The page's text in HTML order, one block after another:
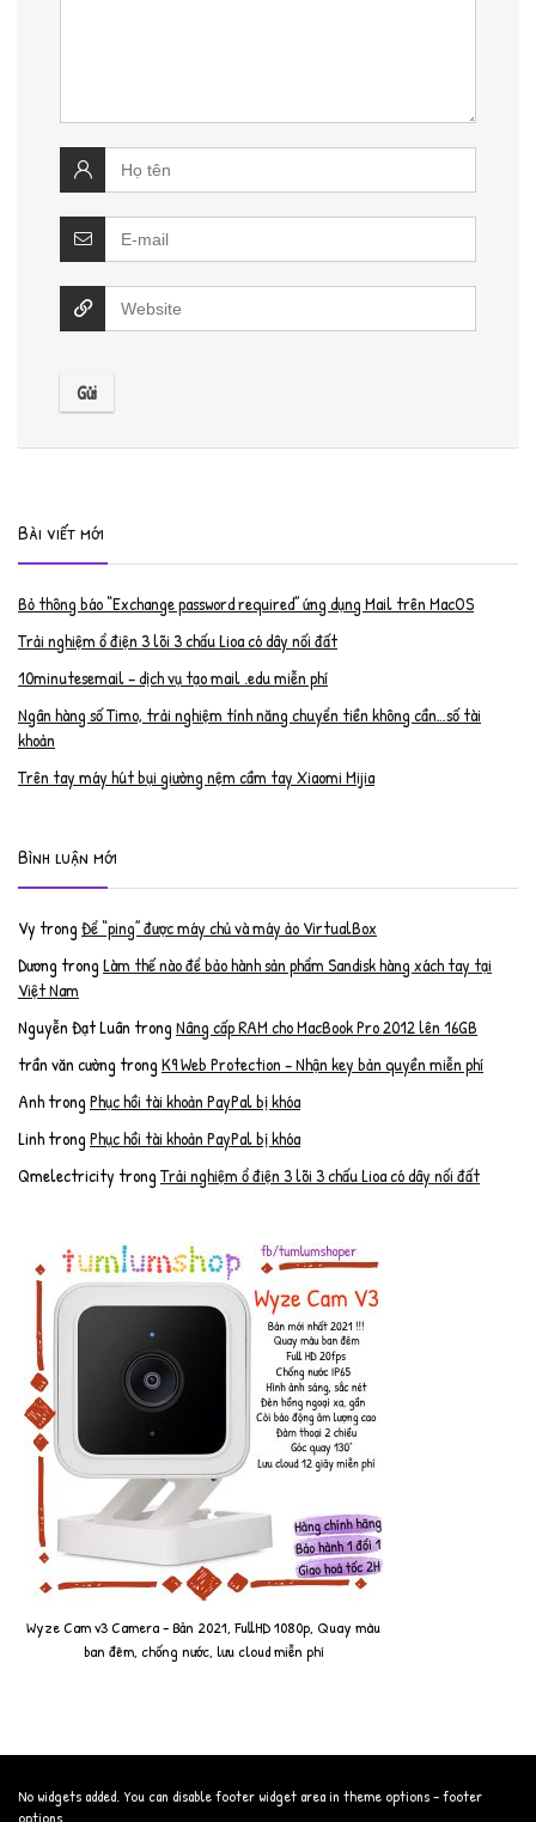
Bài viết mới
Bỏ thông báo “Exchange password required” ứng dụng Mail trên MacOS
Trải nghiệm ổ điện 3 lõi 3 chấu Lioa có dây nối đất
10minutesemail – dịch vụ tạo mail .edu miễn phí
Ngân hàng số Timo, trải nghiệm tính năng chuyển tiền không cần…số tài
khoản
Trên tay máy hút bụi giường nệm cầm tay Xiaomi Mijia
Bình luận mới
Vy trongĐể “ping” được máy chủ và máy ảo VirtualBox
Dương trongLàm thế nào để bảo hành sản phẩm Sandisk hàng xách tay tại
Việt Nam
Nguyễn Đạt Luân trongNâng cấp RAM cho MacBook Pro 2012 lên 16GB
trần văn cường trongK9 Web Protection – Nhận key bản quyền miễn phí
AnhtrongPhục hồi tài khoản PayPal bị khóa
LinhtrongPhục hồi tài khoản PayPal bị khóa
Qmelectricity trongTrải nghiệm ổ điện 3 lõi 3 chấu Lioa có dây nối đất
Wyze Cam v3 Camera - Bản 2021, FullHD 1080p, Quay màu
ban đêm, chống nước, lưu cloud miễn phí
No widgets added. You can disable footer widget area in theme options - footer
options